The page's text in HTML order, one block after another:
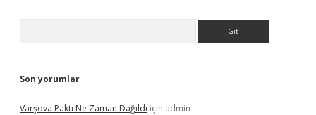
Son yorumlar
Varşova Paktı Ne Zaman Dağıldı için admin